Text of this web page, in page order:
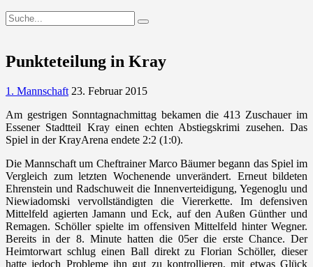
Punkteteilung in Kray
1. Mannschaft 23. Februar 2015
Am gestrigen Sonntagnachmittag bekamen die 413 Zuschauer im
Essener Stadtteil Kray einen echten Abstiegskrimi zusehen. Das
Spiel in der KrayArena endete 2:2 (1:0).
Die Mannschaft um Cheftrainer Marco Bäumer begann das Spiel im
Vergleich zum letzten Wochenende unverändert. Erneut bildeten
Ehrenstein und Radschuweit die Innenverteidigung, Yegenoglu und
Niewiadomski vervollständigten die Viererkette. Im defensiven
Mittelfeld agierten Jamann und Eck, auf den Außen Günther und
Remagen. Schöller spielte im offensiven Mittelfeld hinter Wegner.
Bereits in der 8. Minute hatten die 05er die erste Chance. Der
Heimtorwart schlug einen Ball direkt zu Florian Schöller, dieser
hatte jedoch Probleme ihn gut zu kontrollieren, mit etwas Glück